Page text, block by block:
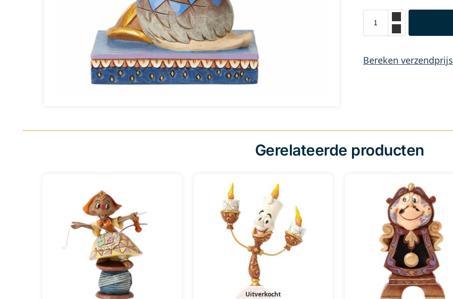
Bereken verzendprijs
Gerelateerde producten
Uitverkocht